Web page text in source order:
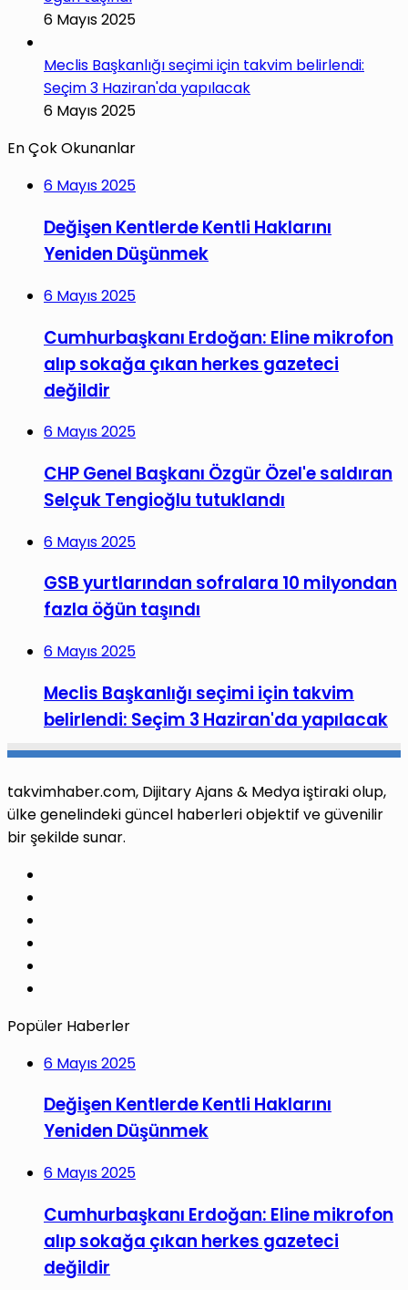
6 Mayıs 2025
Meclis Başkanlığı seçimi için takvim belirlendi:
Seçim 3 Haziran'da yapılacak
6 Mayıs 2025
En Çok Okunanlar
6 Mayıs 2025
Değişen Kentlerde Kentli Haklarını
Yeniden Düşünmek
6 Mayıs 2025
Cumhurbaşkanı Erdoğan: Eline mikrofon
alıp sokağa çıkan herkes gazeteci
değildir
6 Mayıs 2025
CHP Genel Başkanı Özgür Özel'e saldıran
Selçuk Tengioğlu tutuklandı
6 Mayıs 2025
GSB yurtlarından sofralara 10 milyondan
fazla öğün taşındı
6 Mayıs 2025
Meclis Başkanlığı seçimi için takvim
belirlendi: Seçim 3 Haziran'da yapılacak
takvimhaber.com, Dijitary Ajans & Medya iştiraki olup,
ülke genelindeki güncel haberleri objektif ve güvenilir
bir şekilde sunar.
Popüler Haberler
6 Mayıs 2025
Değişen Kentlerde Kentli Haklarını
Yeniden Düşünmek
6 Mayıs 2025
Cumhurbaşkanı Erdoğan: Eline mikrofon
alıp sokağa çıkan herkes gazeteci
değildir